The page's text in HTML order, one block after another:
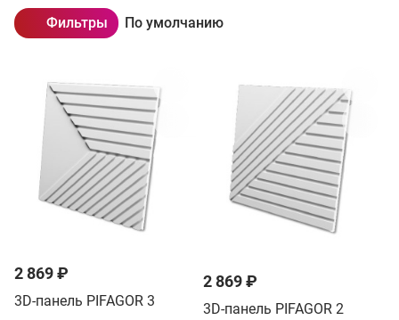
Фильтры По умолчанию
2 869 ₽
3D-панель PIFAGOR 3
2 869 ₽
3D-панель PIFAGOR 2